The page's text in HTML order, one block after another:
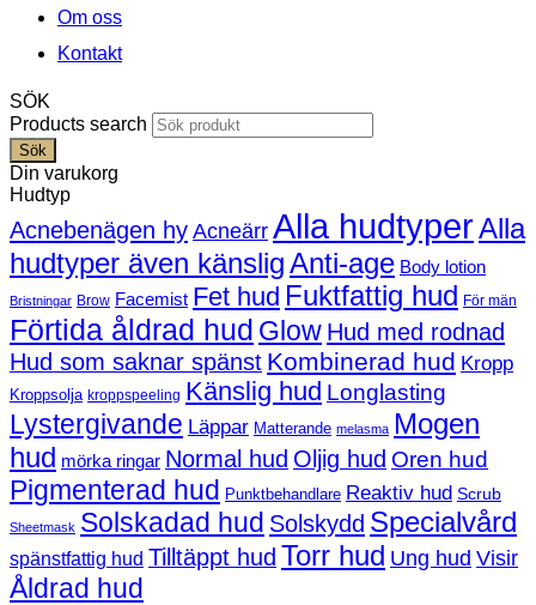
Om oss
Kontakt
SÖK
Products search
Sök
Din varukorg
Hudtyp
Acnebenägen hy Acneärr Alla hudtyperAlla
hudtyper även känsligAnti-age Body lotion
Bristningar Brow Facemist Fet hud Fuktfattig hud För män
Förtida åldrad hud Glow Hud med rodnad
Hud som saknar spänst Kombinerad hud Kropp
Kroppsolja kroppspeeling Känslig hud Longlasting
Lystergivande Läppar Matterande melasma Mogen
hud mörka ringar Normal hud Oljig hud Oren hud
Pigmenterad hud Punktbehandlare Reaktiv hud Scrub
Sheetmask Solskadad hud Solskydd Specialvård
spänstfattig hud Tilltäppt hud Torr hud Ung hud Visir
Åldrad hud